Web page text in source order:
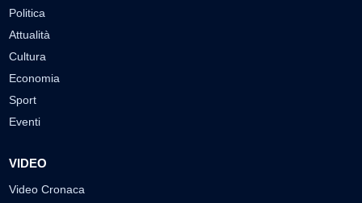
Politica
Attualità
Cultura
Economia
Sport
Eventi
VIDEO
Video Cronaca